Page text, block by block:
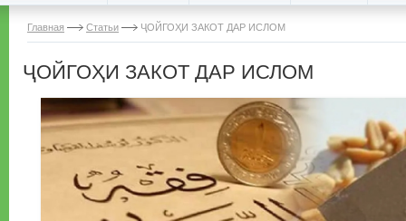
Главная Статьи ҶОЙГОҲИ ЗАКОТ ДАР ИСЛОМ
ҶОЙГОҲИ ЗАКОТ ДАР ИСЛОМ